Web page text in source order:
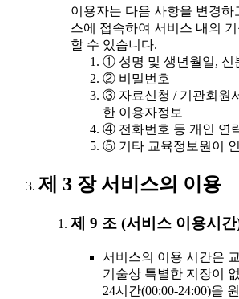
이용자는 다음 사항을 변경하
스에 접속하여 서비스 내의
할 수 있습니다.
① 성명 및 생년월일, 신
② 비밀번호
③ 자료신청 / 기관회원
한 이용자정보
④ 전화번호 등 개인 연
⑤ 기타 교육정보원이
제 3 장 서비스의 이용
제 9 조 (서비스 이용시
서비스의 이용 시간은
기술상 특별한 지장이
24시간(00:00-24:00)을